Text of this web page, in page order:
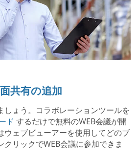
共有の追加
しょう。コラボレーションツールを
ド するだけで無料のWEB会議が開
ウェブビューアーを使用してどのブ
リックでWEB会議に参加できま